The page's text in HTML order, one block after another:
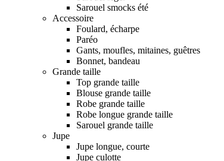
Sarouel smocks été
Accessoire
Foulard, écharpe
Paréo
Gants, moufles, mitaines, guêtres
Bonnet, bandeau
Grande taille
Top grande taille
Blouse grande taille
Robe grande taille
Robe longue grande taille
Sarouel grande taille
Jupe
Jupe longue, courte
Jupe culotte